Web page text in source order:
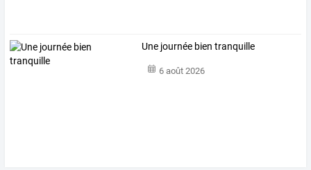
Une journée bien tranquille
6 août 2026